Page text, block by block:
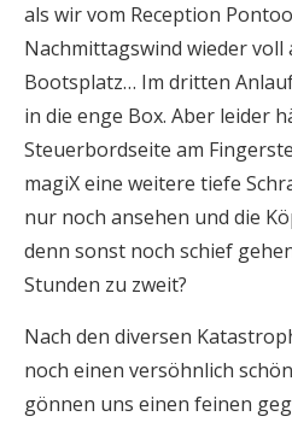
als wir vom Reception
Nachmittagswind wieder
Bootsplatz… Im dritten
in die enge Box. Aber leider
Steuerbordseite am
magiX eine weitere tiefe
nur noch ansehen und die
denn sonst noch schief
Stunden zu zweit?
Nach den diversen
noch einen versöhnlich
gönnen uns einen feinen